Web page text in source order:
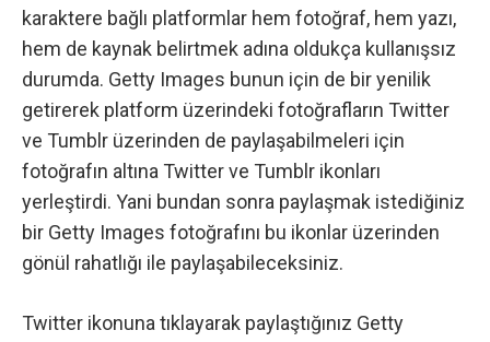
karaktere bağlı platformlar hem fotoğraf, hem yazı,
hem de kaynak belirtmek adına oldukça kullanışsız
durumda. Getty Images bunun için de bir yenilik
getirerek platform üzerindeki fotoğrafların Twitter
ve Tumblr üzerinden de paylaşabilmeleri için
fotoğrafın altına Twitter ve Tumblr ikonları
yerleştirdi. Yani bundan sonra paylaşmak istediğiniz
bir Getty Images fotoğrafını bu ikonlar üzerinden
gönül rahatlığı ile paylaşabileceksiniz.
Twitter ikonuna tıklayarak paylaştığınız Getty